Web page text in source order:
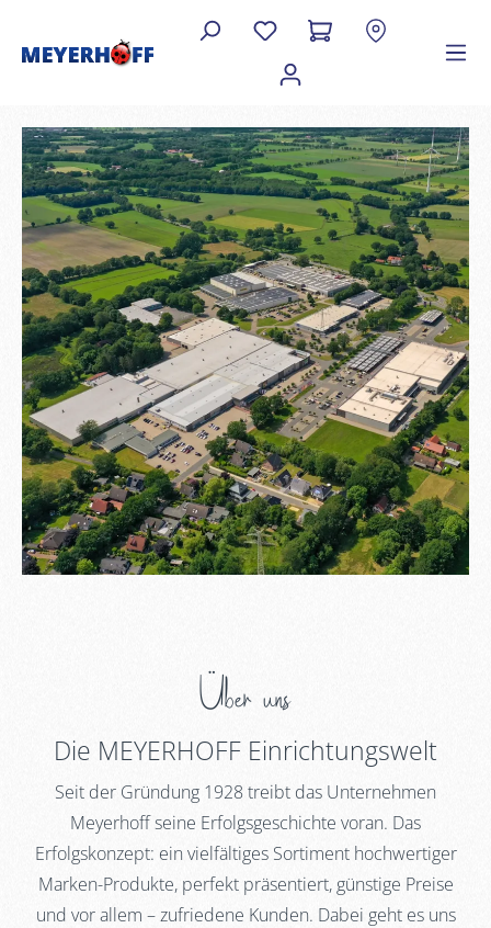
Über uns
Die MEYERHOFF Einrichtungswelt
Seit der Gründung 1928 treibt das Unternehmen
Meyerhoff seine Erfolgsgeschichte voran. Das
Erfolgskonzept: ein vielfältiges Sortiment hochwertiger
Marken-Produkte, perfekt präsentiert, günstige Preise
und vor allem – zufriedene Kunden. Dabei geht es uns